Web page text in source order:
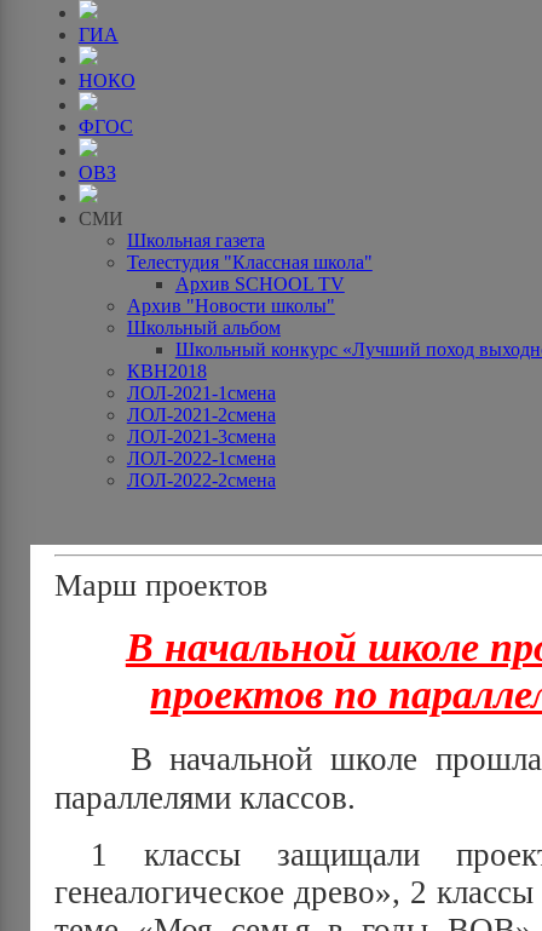
ГИА
НОКО
ФГОС
ОВЗ
СМИ
Школьная газета
Телестудия "Классная школа"
Архив SCHOOL TV
Архив "Новости школы"
Школьный альбом
Школьный конкурс «Лучший поход
КВН2018
ЛОЛ-2021-1смена
ЛОЛ-2021-2смена
ЛОЛ-2021-3смена
ЛОЛ-2022-1смена
ЛОЛ-2022-2смена
Марш проектов
В начальной школе
проектов по
В начальной школе
параллелями классов.
1 классы защищали
генеалогическое древо», 2